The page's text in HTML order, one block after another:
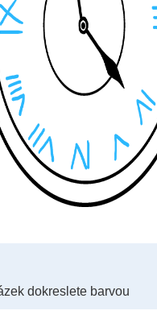
dokreslete barvou